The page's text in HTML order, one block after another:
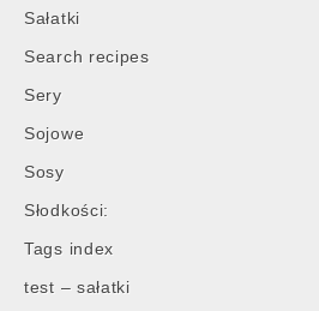
Sałatki
Search recipes
Sery
Sojowe
Sosy
Słodkości:
Tags index
test – sałatki